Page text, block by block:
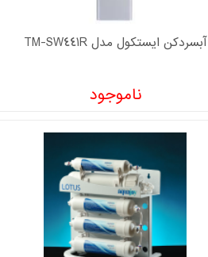
آبسردکن ايستکول مدل TM-SW441R
ناموجود